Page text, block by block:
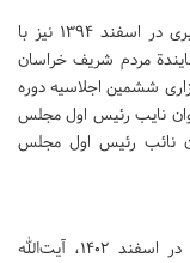
آیت الله رئیسی در دوره پنجم مجلس خبرگان رهبری در اسفند 1394 نیز با
مردم شریف خراسان
1397، در جریان برگزاری ششمین اجلاسیه دوره
نایب ‌رئیس اول مجلس
نائب رئیس اول مجلس
در انتخابات ششمین دوره مجلس خبرگان رهبری در اسفند 1402، آیت‌الله